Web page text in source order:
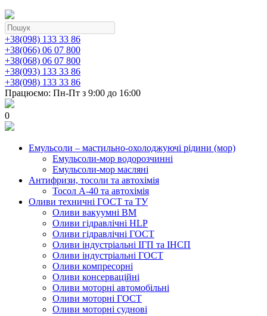
+38(098) 133 33 86
+38(066) 06 07 800
+38(068) 06 07 800
+38(093) 133 33 86
+38(098) 133 33 86
Працюємо: Пн-Пт з 9:00 до 16:00
0
Емульсоли – мастильно-охолоджуючі рідини (мор)
Емульсоли-мор водорозчинні
Емульсоли-мор масляні
Антифризи, тосоли та автохімія
Тосол А-40 та автохімія
Оливи техничні ГОСТ та ТУ
Оливи вакуумні ВМ
Оливи гідравлічні HLP
Оливи гідравлічні ГОСТ
Оливи індустріальні ІГП та ІНСП
Оливи індустріальні ГОСТ
Оливи компресорні
Оливи консерваційні
Оливи моторні автомобільні
Оливи моторні ГОСТ
Оливи моторні суднові